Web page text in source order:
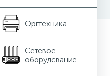
Оргтехника
Сетевое
оборудование